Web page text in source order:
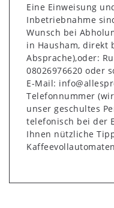
Eine Einweisung
Inbetriebnahme
Wunsch bei
in Hausham, direkt
Absprache),oder:
08026976620 oder
E-Mail:
Telefonnummer
unser geschultes
telefonisch bei der
Ihnen nützliche